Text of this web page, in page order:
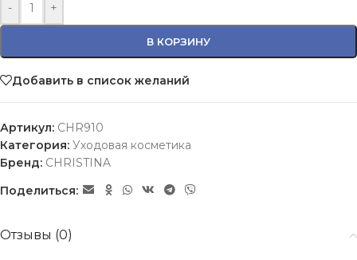
- +
В КОРЗИНУ
Добавить в список желаний
Артикул: CHR910
Категория: Уходовая косметика
Бренд: CHRISTINA
Поделиться:
Отзывы (0)